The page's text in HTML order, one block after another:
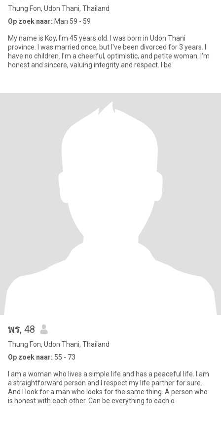
Thung Fon, Udon Thani, Thailand
Op zoek naar: Man 59 - 59
My name is Koy, I'm 45 years old. I was born in Udon Thani
province. I was married once, but I've been divorced for 3 years. I
have no children. I'm a cheerful, optimistic, and petite woman. I'm
honest and sincere, valuing integrity and respect. I be
พร, 48
Thung Fon, Udon Thani, Thailand
Op zoek naar: 55 - 73
I am a woman who lives a simple life and has a peaceful life. I am
a straightforward person and I respect my life partner for sure.
And I look for a man who looks for the same thing. A person who
is honest with each other. Can be everything to each o